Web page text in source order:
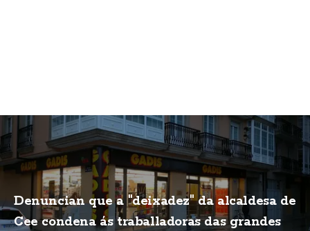
Denuncian que a "deixadez" da alcaldesa de
Cee condena ás traballadoras das grandes